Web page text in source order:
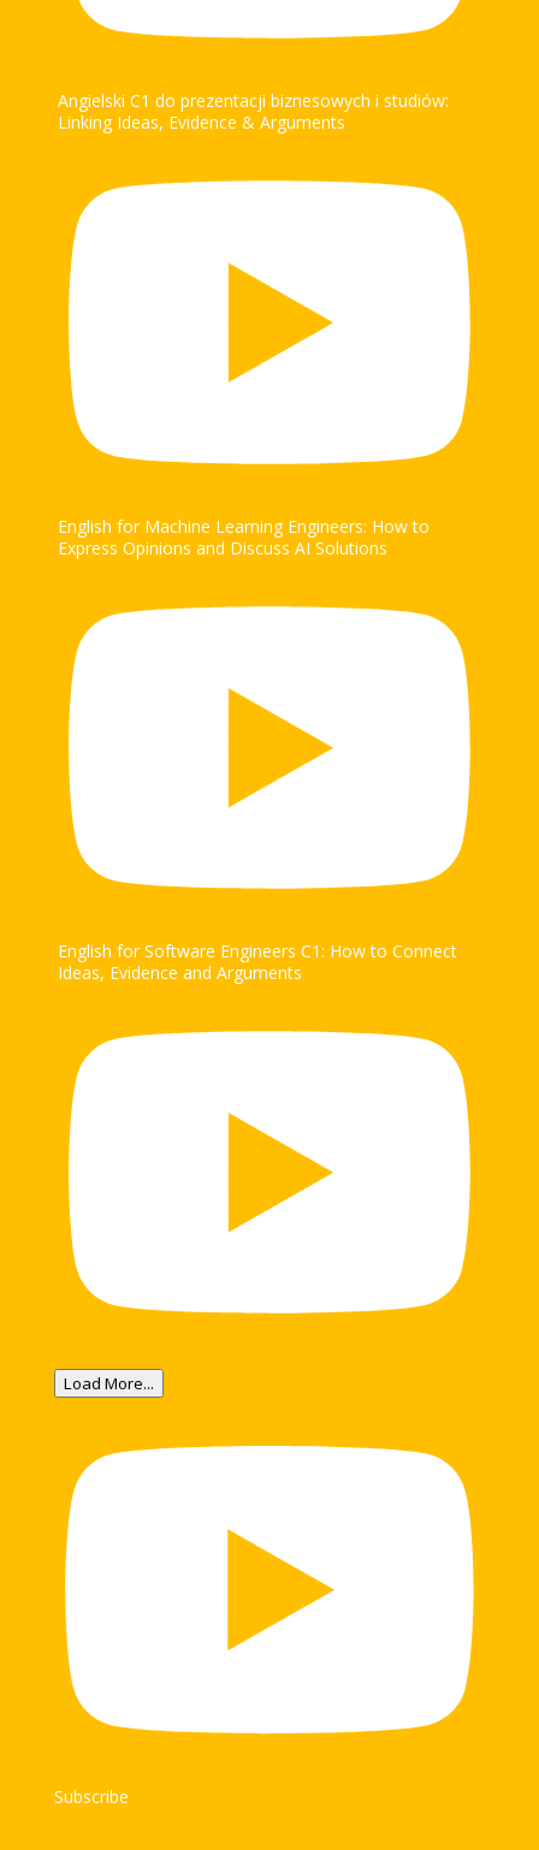
Angielski C1 do prezentacji biznesowych i studiów:
Linking Ideas, Evidence & Arguments
English for Machine Learning Engineers: How to
Express Opinions and Discuss AI Solutions
English for Software Engineers C1: How to Connect
Ideas, Evidence and Arguments
Load More...
Subscribe